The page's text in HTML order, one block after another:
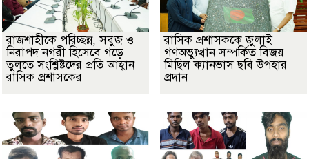
রাজশাহীকে পরিচ্ছন্ন, সবুজ ও
নিরাপদ নগরী হিসেবে গড়ে
তুলতে সংশ্লিষ্টদের প্রতি আহ্বান
রাসিক প্রশাসকের
রাসিক প্রশাসককে জুলাই
গণঅভ্যুত্থান সম্পর্কিত বিজয়
মিছিল ক্যানভাস ছবি উপহার
প্রদান